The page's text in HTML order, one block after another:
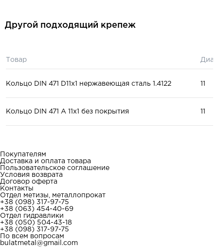
Другой подходящий крепеж
Товар
Кольцо DIN 471 D11x1 нержавеющая сталь 1.4122 11
Кольцо DIN 471 A 11x1 без покрытия 11
Покупателям
Доставка и оплата товара
Пользовательское соглашение
Условия возврата
Договор оферта
Контакты
Отдел метизы, металлопрокат
+38 (098) 317-97-75
+38 (063) 454-40-69
Отдел гидравлики
+38 (050) 504-43-18
+38 (098) 317-97-75
По всем вопросам
bulatmetal@gmail.com